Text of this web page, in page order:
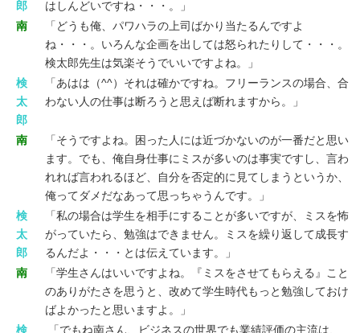
郎
はしんどいですね・・・。」
南
「どうも俺、パワハラの上司ばかり当たるんですよ
ね・・・。いろんな企画を出しては怒られたりして・・・。
検太郎先生は気楽そうでいいですよね。」
検
太
郎
「あはは（^^）それは確かですね。フリーランスの場合、合
わない人の仕事は断ろうと思えば断れますから。」
南
「そうですよね。困った人には近づかないのが一番だと思い
ます。でも、俺自身仕事にミスが多いのは事実ですし、言わ
れれば言われるほど、自分を否定的に見てしまうというか、
俺ってダメだなあって思っちゃうんです。」
検
太
郎
「私の場合は学生を相手にすることが多いですが、ミスを怖
がっていたら、勉強はできません。ミスを繰り返して成長す
るんだよ・・・とは伝えています。」
南
「学生さんはいいですよね。『ミスをさせてもらえる』こと
のありがたさを思うと、改めて学生時代もっと勉強しておけ
ばよかったと思いますよ。」
検
「でもね南さん、ビジネスの世界でも業績評価の主流は、